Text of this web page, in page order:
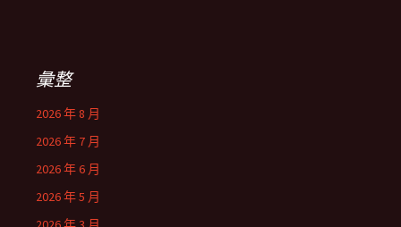
彙整
2026 年 8 月
2026 年 7 月
2026 年 6 月
2026 年 5 月